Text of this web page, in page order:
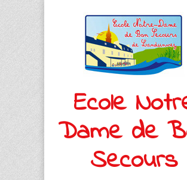
Ecole
Dame de
Secours